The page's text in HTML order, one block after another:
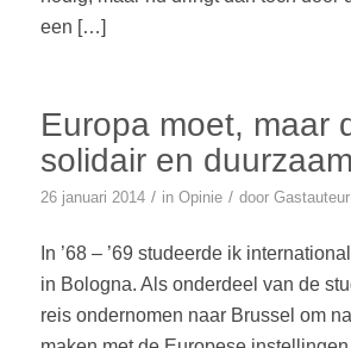
een […]
Europa moet, maar
solidair en duurzaam
26 januari 2014 / in Opinie / door Gastauteur
In ’68 – ’69 studeerde ik
in Bologna. Als onderdeel van de
reis ondernomen naar Brussel om